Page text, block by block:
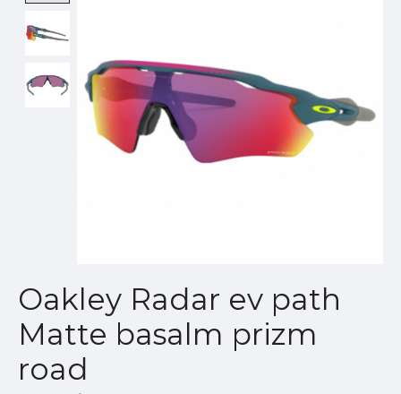
Oakley Radar ev path
Matte basalm prizm
road